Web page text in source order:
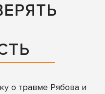
о травме Рябова и